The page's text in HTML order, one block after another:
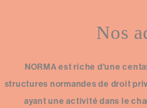
Nos
NORMA est riche d'une
structures normandes de droit
ayant une activité dans le